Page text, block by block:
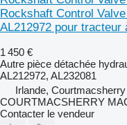
Rockshaft Control
AL212972 pour tracteur
1 450 €
Autre pièce détachée
AL212972, AL232081
Irlande, Courtmacsherry
COURTMACSHERRY
Contacter le vendeur